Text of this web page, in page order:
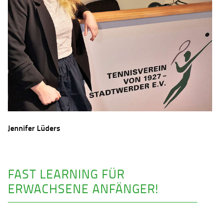
Jennifer Lüders
FAST LEARNING FÜR
ERWACHSENE ANFÄNGER!